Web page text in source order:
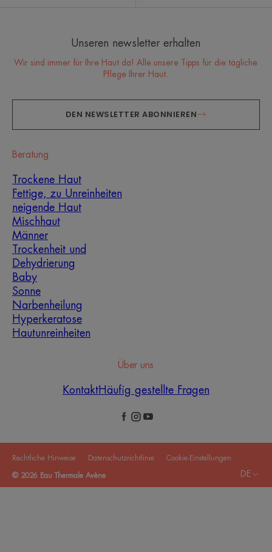
Unseren newsletter erhalten
Wir sind immer für Ihre Haut da! Alle unsere Tipps für die tägliche
Pflege Ihrer Haut.
DEN NEWSLETTER ABONNIEREN
Beratung
Trockene Haut
Fettige, zu Unreinheiten
neigende Haut
Mischhaut
Männer
Trockenheit und
Dehydrierung
Baby
Sonne
Narbenheilung
Hyperkeratose
Hautunreinheiten
Über uns
KontaktHäufig gestellte Fragen
Rechtliche Hinweise Datenschutzrichtlinie Cookie-Einstellungen
© 2026 Eau Thermale Avène DE